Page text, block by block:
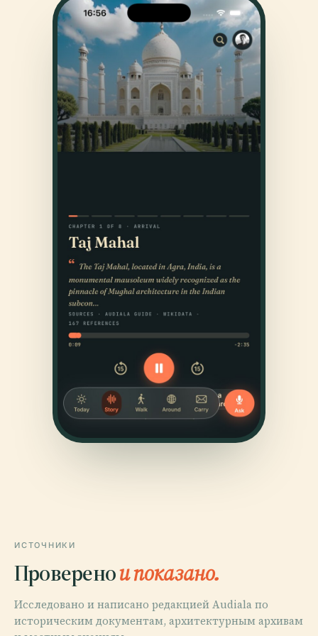
ИСТОЧНИКИ
Проверенои показано.
Исследовано и написано редакцией Audiala по
историческим документам, архитектурным архивам